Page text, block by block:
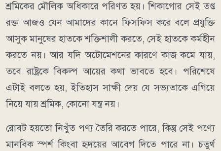
শ্রমিকের মৌলিক অধিকারে পরিণত হয়। শিকাগোর সেই তপ্ত
রক্ত আজও যেন আমাদের কানে ফিসফিস করে বলে প্রযুক্তি
আসুক মানুষের হাতকে শক্তিশালী করতে, সেই হাতকে কর্মহীন
করতে নয়। আর যদি অটোমেশনের কারণে কাজ কমে যায়,
তবে রাষ্ট্রকে বিকল্প আয়ের কথা ভাবতে হবে। পরিশেষে
এটাই বলতে হয়, ইতিহাস সাক্ষী দেয় যে সভ্যতাকে এগিয়ে
নিয়ে যায় শ্রমিক, কোনো যন্ত্র নয়।
রোবট হয়তো নিখুঁত পণ্য তৈরি করতে পারে, কিন্তু সেই পণ্যে
মানবিক স্পর্শ কিংবা হৃদয়ের আবেগ দিতে পারে না। চতুর্থ